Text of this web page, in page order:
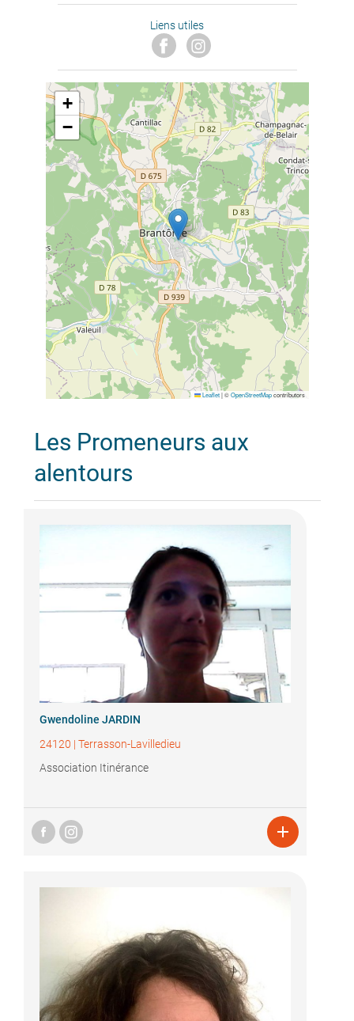
Liens utiles
+
−
Leaflet |©OpenStreetMapcontributors
Les Promeneurs aux
alentours
Gwendoline JARDIN
24120 | Terrasson-Lavilledieu
Association Itinérance
